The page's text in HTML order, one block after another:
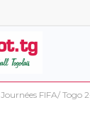
Journées FIFA/ Togo